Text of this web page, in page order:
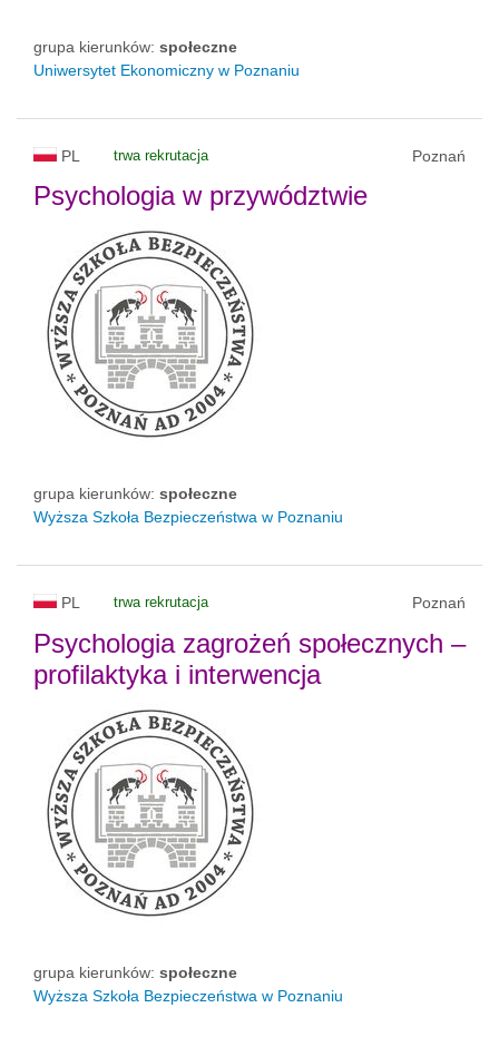
grupa kierunków: społeczne
Uniwersytet Ekonomiczny w Poznaniu
PL trwa rekrutacja Poznań
Psychologia w przywództwie
grupa kierunków: społeczne
Wyższa Szkoła Bezpieczeństwa w Poznaniu
PL trwa rekrutacja Poznań
Psychologia zagrożeń społecznych –
profilaktyka i interwencja
grupa kierunków: społeczne
Wyższa Szkoła Bezpieczeństwa w Poznaniu